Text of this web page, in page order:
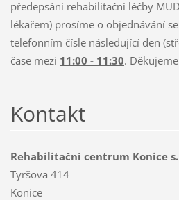
předepsání rehabilitační léčby
lékařem) prosíme o objednávání
telefonním čísle následující den
čase mezi 11:00 - 11:30.
Kontakt
Rehabilitační centrum Konice
Tyršova 414
Konice